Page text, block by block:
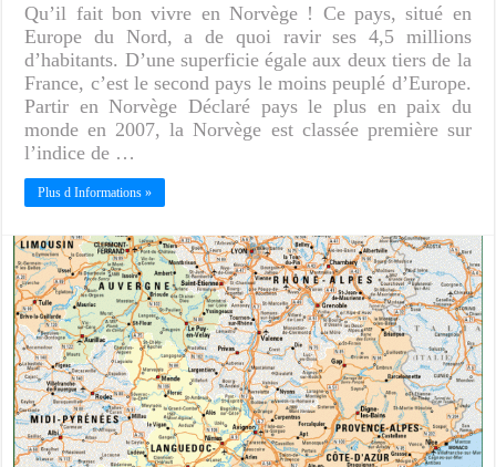
Qu’il fait bon vivre en Norvège ! Ce pays, situé en
Europe du Nord, a de quoi ravir ses 4,5 millions
d’habitants. D’une superficie égale aux deux tiers de la
France, c’est le second pays le moins peuplé d’Europe.
Partir en Norvège Déclaré pays le plus en paix du
monde en 2007, la Norvège est classée première sur
l’indice de …
Plus d Informations »